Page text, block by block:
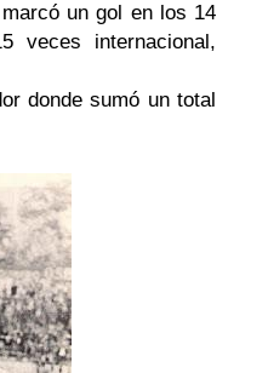
un gol en los 14
veces internacional,
donde sumó un total